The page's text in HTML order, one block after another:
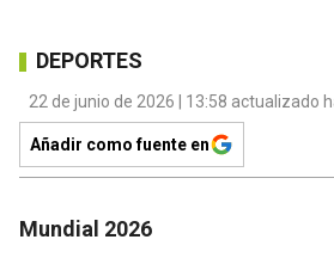
DEPORTES
22 de junio de 2026 | 13:58 actualizado
Añadir como fuente en
Mundial 2026